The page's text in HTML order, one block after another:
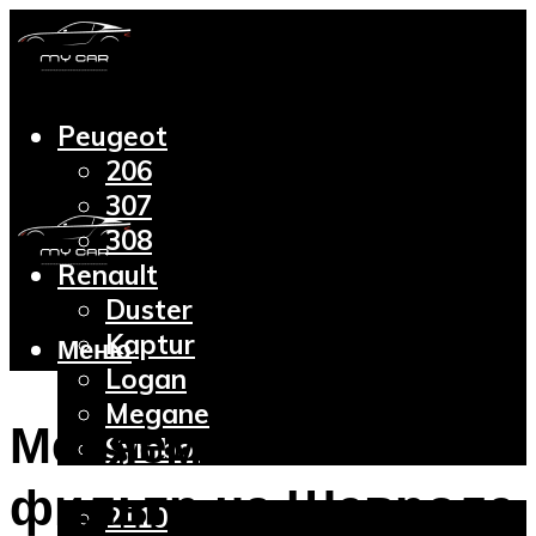
Peugeot
206
307
308
Renault
Duster
Kaptur
Logan
Megane
Symbol
2110
Меню
Меняем топливный
фильтр на Шевроле